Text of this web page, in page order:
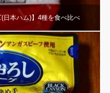
(日本ハム)】4種を食べ比べ